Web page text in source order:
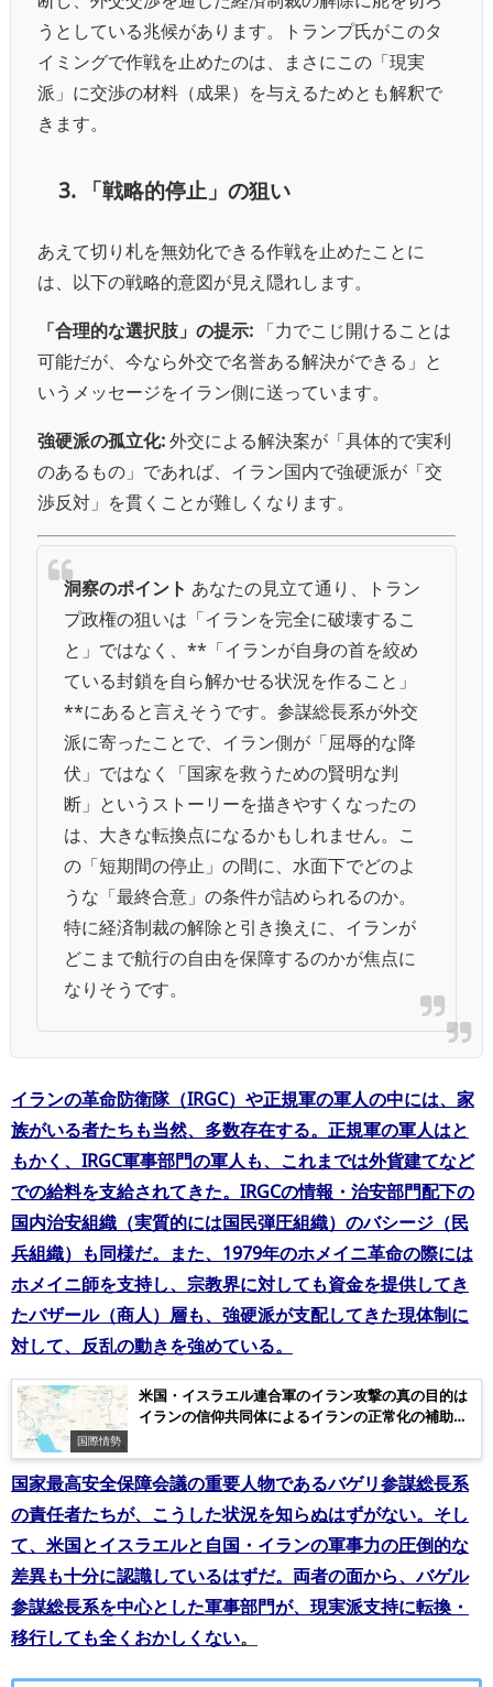
うとしている兆候があります。トランプ氏がこのタ
イミングで作戦を止めたのは、まさにこの「現実
派」に交渉の材料（成果）を与えるためとも解釈で
きます。
3. 「戦略的停止」の狙い
あえて切り札を無効化できる作戦を止めたことに
は、以下の戦略的意図が見え隠れします。
「合理的な選択肢」の提示: 「力でこじ開けることは
可能だが、今なら外交で名誉ある解決ができる」と
いうメッセージをイラン側に送っています。
強硬派の孤立化:外交による解決案が「具体的で実利
のあるもの」であれば、イラン国内で強硬派が「交
渉反対」を貫くことが難しくなります。
洞察のポイント あなたの見立て通り、トラン
プ政権の狙いは「イランを完全に破壊するこ
と」ではなく、**「イランが自身の首を絞め
ている封鎖を自ら解かせる状況を作ること」
**にあると言えそうです。参謀総長系が外交
派に寄ったことで、イラン側が「屈辱的な降
伏」ではなく「国家を救うための賢明な判
断」というストーリーを描きやすくなったの
は、大きな転換点になるかもしれません。こ
の「短期間の停止」の間に、水面下でどのよ
うな「最終合意」の条件が詰められるのか。
特に経済制裁の解除と引き換えに、イランが
どこまで航行の自由を保障するのかが焦点に
なりそうです。
イランの革命防衛隊（IRGC）や正規軍の軍人の中には、家
族がいる者たちも当然、多数存在する。正規軍の軍人はと
もかく、IRGC軍事部門の軍人も、これまでは外貨建てなど
での給料を支給されてきた。IRGCの情報・治安部門配下の
国内治安組織（実質的には国民弾圧組織）のバシージ（民
兵組織）も同様だ。また、1979年のホメイニ革命の際には
ホメイニ師を支持し、宗教界に対しても資金を提供してき
たバザール（商人）層も、強硬派が支配してきた現体制に
対して、反乱の動きを強めている。
国際情勢
米国・イスラエル連合軍のイラン攻撃の真の目的は
イランの信仰共同体によるイランの正常化の補助－
基本情報＝）
国家最高安全保障会議の重要人物であるバゲリ参謀総長系
の責任者たちが、こうした状況を知らぬはずがない。そし
て、米国とイスラエルと自国・イランの軍事力の圧倒的な
差異も十分に認識しているはずだ。両者の面から、バゲル
参謀総長系を中心とした軍事部門が、現実派支持に転換・
移行しても全くおかしくない。